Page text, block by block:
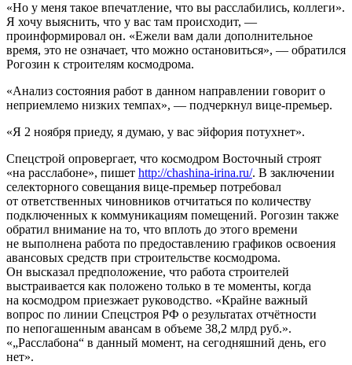
«Но у меня такое впечатление, что вы расслабились, коллеги».
Я хочу выяснить, что у вас там происходит, —
проинформировал он. «Ежели вам дали дополнительное
время, это не означает, что можно остановиться», — обратился
Рогозин к строителям космодрома.
«Анализ состояния работ в данном направлении говорит о
неприемлемо низких темпах», — подчеркнул вице-премьер.
«Я 2 ноября приеду, я думаю, у вас эйфория потухнет».
Спецстрой опровергает, что космодром Восточный строят
«на расслабоне», пишет http://chashina-irina.ru/. В заключении
селекторного совещания вице-премьер потребовал
от ответственных чиновников отчитаться по количеству
подключенных к коммуникациям помещений. Рогозин также
обратил внимание на то, что вплоть до этого времени
не выполнена работа по предоставлению графиков освоения
авансовых средств при строительстве космодрома.
Он высказал предположение, что работа строителей
выстраивается как положено только в те моменты, когда
на космодром приезжает руководство. «Крайне важный
вопрос по линии Спецстроя РФ о результатах отчётности
по непогашенным авансам в объеме 38,2 млрд руб.».
«„Расслабона“ в данный момент, на сегодняшний день, его
нет».